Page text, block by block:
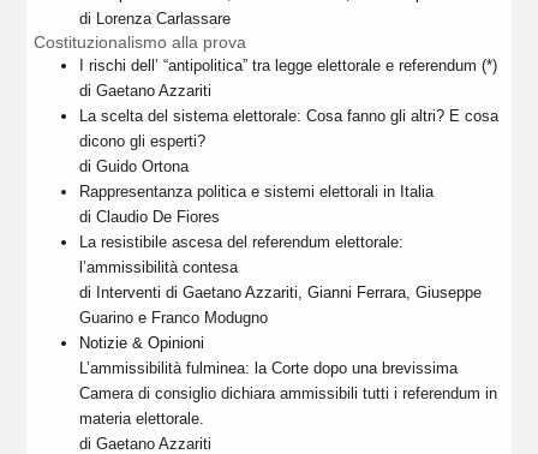
di Lorenza Carlassare
Costituzionalismo alla prova
I rischi dell’ “antipolitica” tra legge elettorale e referendum (*)
di Gaetano Azzariti
La scelta del sistema elettorale: Cosa fanno gli altri? E cosa
dicono gli esperti?
di Guido Ortona
Rappresentanza politica e sistemi elettorali in Italia
di Claudio De Fiores
La resistibile ascesa del referendum elettorale:
l’ammissibilità contesa
di Interventi di Gaetano Azzariti, Gianni Ferrara, Giuseppe
Guarino e Franco Modugno
Notizie & Opinioni
L’ammissibilità fulminea: la Corte dopo una brevissima
Camera di consiglio dichiara ammissibili tutti i referendum in
materia elettorale.
di Gaetano Azzariti